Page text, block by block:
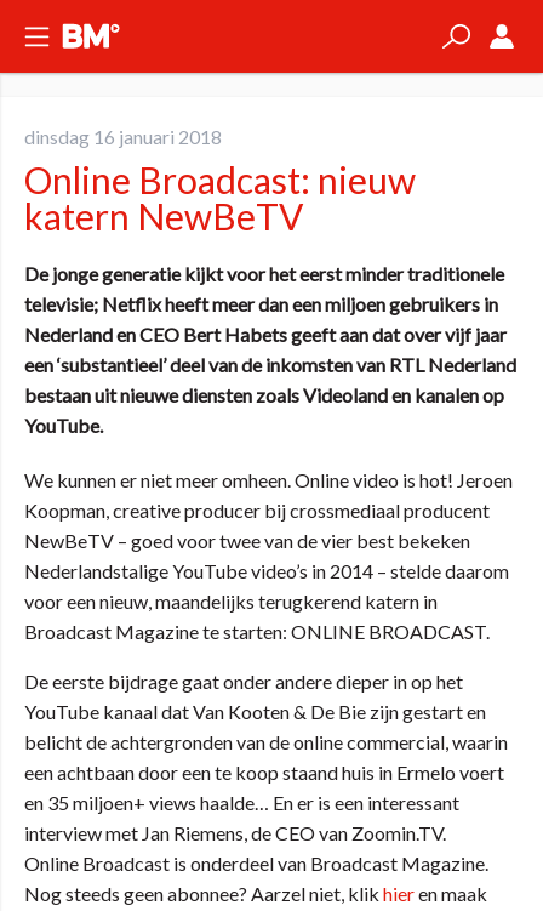
dinsdag 16 januari 2018
Online Broadcast: nieuw
katern NewBeTV
De jonge generatie kijkt voor het eerst minder traditionele
televisie; Netflix heeft meer dan een miljoen gebruikers in
Nederland en CEO Bert Habets geeft aan dat over vijf jaar
een ‘substantieel’ deel van de inkomsten van RTL Nederland
bestaan uit nieuwe diensten zoals Videoland en kanalen op
YouTube.
We kunnen er niet meer omheen. Online video is hot! Jeroen
Koopman, creative producer bij crossmediaal producent
NewBeTV – goed voor twee van de vier best bekeken
Nederlandstalige YouTube video’s in 2014 – stelde daarom
voor een nieuw, maandelijks terugkerend katern in
Broadcast Magazine te starten: ONLINE BROADCAST.
De eerste bijdrage gaat onder andere dieper in op het
YouTube kanaal dat Van Kooten & De Bie zijn gestart en
belicht de achtergronden van de online commercial, waarin
een achtbaan door een te koop staand huis in Ermelo voert
en 35 miljoen+ views haalde… En er is een interessant
interview met Jan Riemens, de CEO van Zoomin.TV.
Online Broadcast is onderdeel van Broadcast Magazine.
Nog steeds geen abonnee? Aarzel niet, klik hieren maak